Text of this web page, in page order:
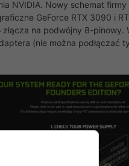
NVIDIA. Nowy schemat firmy
GeForce RTX 3090 i
na podwójny 8-pinowy.
(nie można podłączać